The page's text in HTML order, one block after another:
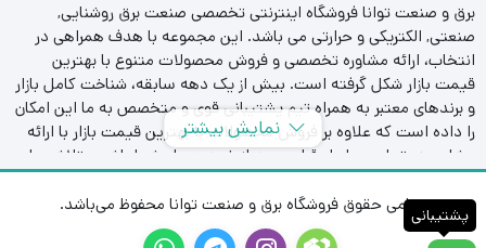
برق و صنعت توانا فروشگاه اینترنتی تخصصی صنعت برق روشنایی,
صنعتی, الکتریکی و حرارتی می باشد. این مجموعه با هدف همراهی در
انتخاب، ارائه مشاوره تخصصی و فروش محصولات متنوع با بهترین
قیمت بازار شکل گرفته است. بیش از یک دهه سابقه، شناخت کامل بازار
و برندهای معتبر به همراه تیم پشتیبانی قوی و متخصص به ما این امکان
را داده است که علاوه بر فروش محصولات با بهترین قیمت بازار با ارائه
مشاوره در تمامی مراحل قبل و بعد از خرید همراه شما باشیم. تلاش ما
خلق تجربه خریدی آسان و با اطمینان برای تمام مشتریان.
نمایش بیشتر
تمامی حقوق فروشگاه برق و صنعت توانا محفوظ می‌باشد.پشتیبانی